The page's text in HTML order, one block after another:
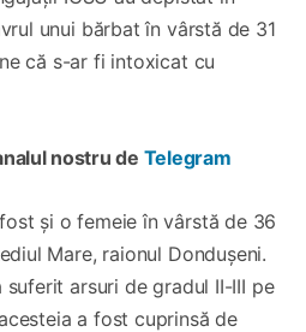
unui bărbat în vârstă de 31
că s-ar fi intoxicat cu
nostru de Telegram
și o femeie în vârstă de 36
Mare, raionul Dondușeni.
suferit arsuri de gradul II-III pe
a fost cuprinsă de